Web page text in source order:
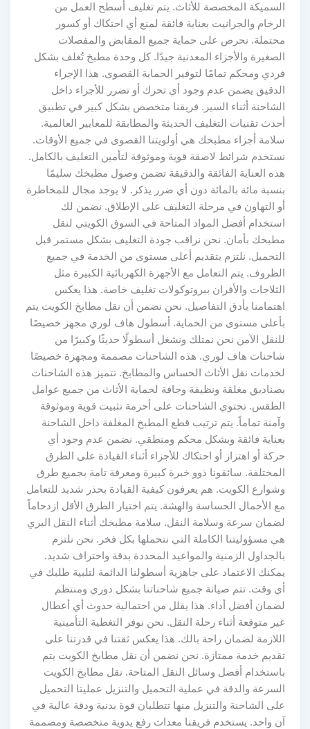
السميكة المخصصة للأثاث. يتم تغليف أسطح العمل من
الرخام والجرانيت بعناية فائقة لمنع أي احتكاك أو كسور
محتملة. نحرص على حماية جميع المقابض والمفصلات
الصغيرة والأجزاء المعدنية جيدًا. كل وحدة مطبخ تُغلف بشكل
فردي ومحكم تمامًا لتوفير الحماية القصوى. هذا الإجراء
الدقيق يضمن عدم وجود أي تحرك أو تضرر للأجزاء داخل
الشاحنة أثناء السير. فريقنا متخصص بشكل كبير في تطبيق
أحدث تقنيات التغليف الحديثة والمطابقة للمعايير العالمية.
سلامة أجزاء مطبخك هي أولويتنا القصوى في جميع الأوقات.
نستخدم شرائط لاصقة قوية وموثوقة لتأمين التغليف بالكامل.
هذه العناية الفائقة والدقيقة تضمن وصول مطبخك سليمًا
بنسبة مائة بالمائة دون أي ضرر يذكر. لا يوجد مجال للمخاطرة
أو التهاون في مرحلة التغليف على الإطلاق. نضمن لك
استخدام أفضل المواد المتاحة في السوق الكويتي لنقل
مطبخك بأمان. نحن نراقب جودة التغليف بشكل مستمر قبل
التحميل. نلتزم بتقديم أعلى مستوى من الخدمة في جميع
الظروف. يتم التعامل مع الأجهزة الكهربائية الكبيرة مثل
الثلاجات والأفران ببروتوكولات تغليف خاصة. هذا يعكس
اهتمامنا بأدق التفاصيل. نحن نضمن أن نقل مطابخ الكويت يتم
بأعلى مستوى من الحماية. أسطول هاف لوري مجهز خصيصًا
للنقل الآمن نحن نمتلك ونشغل أسطولًا حديثًا وكبيرًا من
شاحنات هاف لوري. هذه الشاحنات مصممة ومجهزة خصيصًا
لخدمات نقل الأثاث الحساس والمطابخ. تتميز هذه الشاحنات
بصناديق مغلقة ونظيفة وجافة لحماية الأثاث من جميع عوامل
الطقس. تحتوي الشاحنات على أحزمة تثبيت قوية وموثوقة
وآمنة تماماً. يتم ترتيب قطع المطبخ المغلفة داخل الشاحنة
بعناية فائقة وبشكل محكم ومنطقي. نضمن عدم وجود أي
حركة أو اهتزاز أو احتكاك للأجزاء أثناء القيادة على الطرق
المختلفة. سائقونا ذوو خبرة كبيرة ومعرفة تامة بجميع طرق
وشوارع الكويت. هم يعرفون كيفية القيادة بحذر شديد للتعامل
مع الأحمال الحساسة والهشة. يتم اختيار الطرق الأقل ازدحاماً
لضمان سرعة وسلامة النقل. سلامة مطبخك أثناء النقل البري
هي مسؤوليتنا الكاملة التي نتحملها بكل فخر. نحن نلتزم
بالجداول الزمنية والمواعيد المحددة بدقة واحتراف شديد.
يمكنك الاعتماد على جاهزية أسطولنا الدائمة لتلبية طلبك في
أي وقت. تتم صيانة جميع شاحناتنا بشكل دوري ومنتظم
لضمان أفضل أداء. هذا يقلل من احتمالية حدوث أي أعطال
غير متوقعة أثناء رحلة النقل. نحن نوفر التغطية التأمينية
اللازمة لضمان راحة بالك. هذا يعكس ثقتنا في قدرتنا على
تقديم خدمة ممتازة. نحن نضمن أن نقل مطابخ الكويت يتم
باستخدام أفضل وسائل النقل المتاحة. نقل مطابخ الكويت
السرعة والدقة في عملية التحميل والتنزيل عمليتا التحميل
على الشاحنة والتنزيل منها تتطلبان قوة بدنية ودقة عالية في
آن واحد. يستخدم فريقنا معدات رفع يدوية متخصصة ومصممة